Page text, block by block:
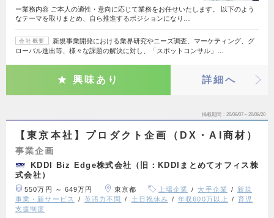
ー業務内容 ご本人の適性・意向に応じて業務をお任せいたします。 以下のよう
なテーマを取りまとめ、自ら推進するポジションになり…
会社概要
新規事業開発における業界研究やニーズ調査、マーケティング、グ
ローバル進出等、様々な課題の解決に対し、「スポットコンサル」…
興味あり 詳細へ
掲載期間 26/08/07～26/08/20
【東京本社】プロダクト企画（DX・AI商材）
事業企画
KDDI Biz Edge株式会社（旧：KDDIまとめてオフィス株
式会社）
550万円 ～ 649万円 東京都 上場企業 大手企業
新規
事業・新サービス
英語力不問 土日祝休み 年収600万以上
育児
支援制度